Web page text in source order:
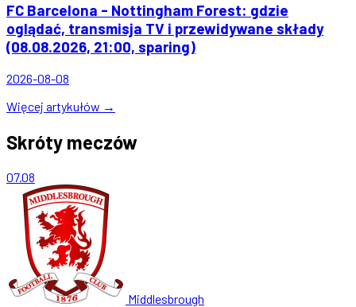
FC Barcelona - Nottingham Forest: gdzie
oglądać, transmisja TV i przewidywane składy
(08.08.2026, 21:00, sparing)
2026-08-08
Więcej artykułów →
Skróty meczów
07.08
Middlesbrough